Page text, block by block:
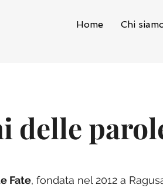
Home Chi
delle
Fate, fondata nel 2012 a